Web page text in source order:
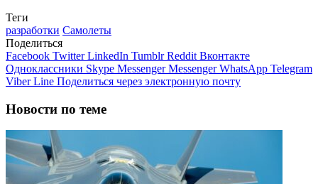
Теги
разработки Самолеты
Поделиться
Facebook Twitter LinkedIn Tumblr Reddit Вконтакте
Одноклассники Skype Messenger Messenger WhatsApp Telegram
Viber Line Поделиться через электронную почту
Новости по теме